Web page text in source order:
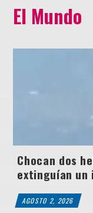
El Mundo
Chocan dos
extinguían
AGOSTO 2, 2026